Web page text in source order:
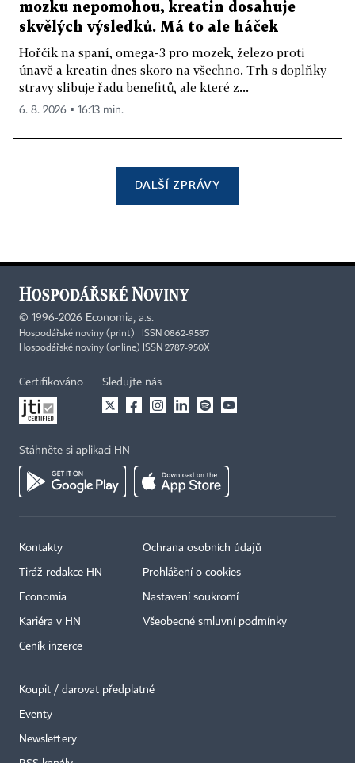
mozku nepomohou, kreatin dosahuje
skvělých výsledků. Má to ale háček
Hořčík na spaní, omega-3 pro mozek, železo proti
únavě a kreatin dnes skoro na všechno. Trh s doplňky
stravy slibuje řadu benefitů, ale které z...
6. 8. 2026 ▪ 16:13 min.
DALŠÍ ZPRÁVY
© 1996-2026 Economia, a.s.
Hospodářské noviny (print) ISSN 0862-9587
Hospodářské noviny (online) ISSN 2787-950X
Certifikováno Sledujte nás
Stáhněte si aplikaci HN
Kontakty
Tiráž redakce HN
Economia
Kariéra v HN
Ceník inzerce
Ochrana osobních údajů
Prohlášení o cookies
Nastavení soukromí
Všeobecné smluvní podmínky
Koupit / darovat předplatné
Eventy
Newslettery